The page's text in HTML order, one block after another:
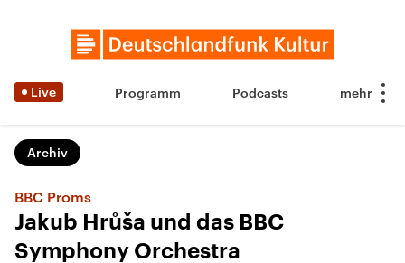
Live Programm Podcasts
Archiv
BBC Proms
Jakub Hrůša und das BBC
Symphony Orchestra